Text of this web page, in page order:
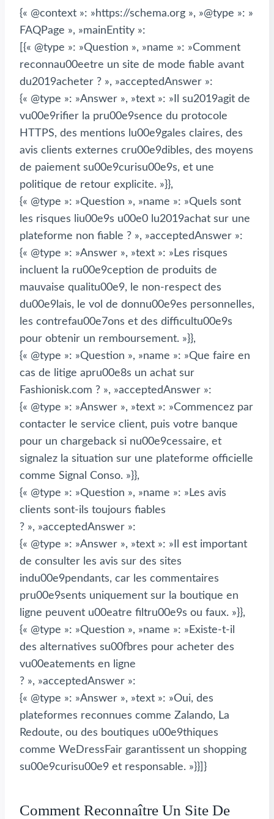
{« @context »: »https://schema.org », »@type »: »
FAQPage », »mainEntity »:
[{« @type »: »Question », »name »: »Comment
reconnau00eetre un site de mode fiable avant
du2019acheter ? », »acceptedAnswer »:
{« @type »: »Answer », »text »: »Il su2019agit de
vu00e9rifier la pru00e9sence du protocole
HTTPS, des mentions lu00e9gales claires, des
avis clients externes cru00e9dibles, des moyens
de paiement su00e9curisu00e9s, et une
politique de retour explicite. »}},
{« @type »: »Question », »name »: »Quels sont
les risques liu00e9s u00e0 lu2019achat sur une
plateforme non fiable ? », »acceptedAnswer »:
{« @type »: »Answer », »text »: »Les risques
incluent la ru00e9ception de produits de
mauvaise qualitu00e9, le non-respect des
du00e9lais, le vol de donnu00e9es personnelles,
les contrefau00e7ons et des difficultu00e9s
pour obtenir un remboursement. »}},
{« @type »: »Question », »name »: »Que faire en
cas de litige apru00e8s un achat sur
Fashionisk.com ? », »acceptedAnswer »:
{« @type »: »Answer », »text »: »Commencez par
contacter le service client, puis votre banque
pour un chargeback si nu00e9cessaire, et
signalez la situation sur une plateforme officielle
comme Signal Conso. »}},
{« @type »: »Question », »name »: »Les avis
clients sont-ils toujours fiables
? », »acceptedAnswer »:
{« @type »: »Answer », »text »: »Il est important
de consulter les avis sur des sites
indu00e9pendants, car les commentaires
pru00e9sents uniquement sur la boutique en
ligne peuvent u00eatre filtru00e9s ou faux. »}},
{« @type »: »Question », »name »: »Existe-t-il
des alternatives su00fbres pour acheter des
vu00eatements en ligne
? », »acceptedAnswer »:
{« @type »: »Answer », »text »: »Oui, des
plateformes reconnues comme Zalando, La
Redoute, ou des boutiques u00e9thiques
comme WeDressFair garantissent un shopping
su00e9curisu00e9 et responsable. »}}]}
Comment Reconnaître Un Site De